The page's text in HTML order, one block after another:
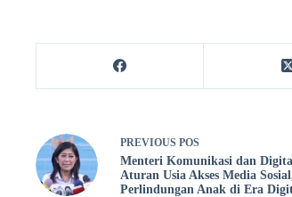
PREVIOUS POS
Menteri Komunikasi dan
Aturan Usia Akses Media
Perlindungan Anak di Era